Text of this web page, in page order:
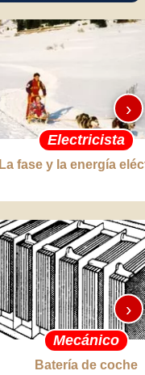
Electricista
La fase y la energía
›
Mecánico
Batería de coche
›